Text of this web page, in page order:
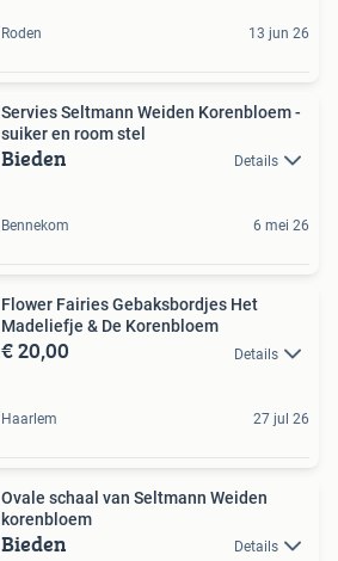
Roden 13 jun 26
Servies Seltmann Weiden Korenbloem -
suiker en room stel
Bieden Details
Bennekom 6 mei 26
Flower Fairies Gebaksbordjes Het
Madeliefje & De Korenbloem
€ 20,00 Details
Haarlem 27 jul 26
Ovale schaal van Seltmann Weiden
korenbloem
Bieden Details